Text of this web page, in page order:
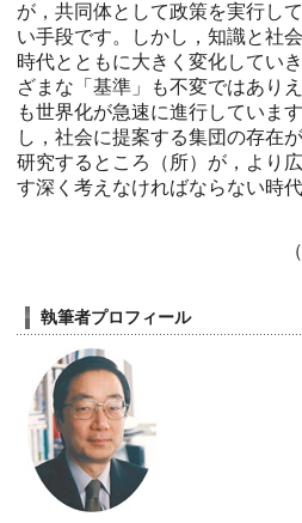
が，共同体として政策を実行し
い手段です。しかし，知識と社
時代とともに大きく変化してい
ざまな「基準」も不変ではあり
も世界化が急速に進行していま
し，社会に提案する集団の存在
研究するところ（所）が，より
す深く考えなければならない時代
執筆者プロフィール